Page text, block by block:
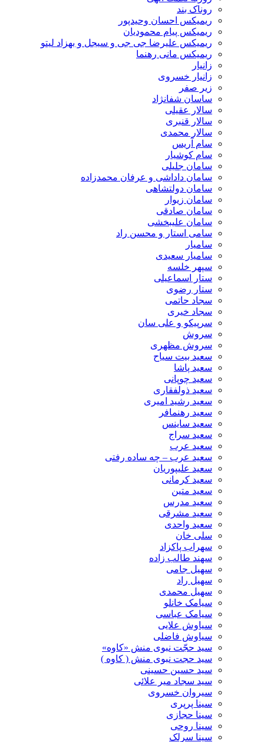
روناک بند
ریمیکس احسان وحیدپور
ریمیکس پیام محمودیان
ریمیکس علیرضا جی جی و سیجل و بهزاد لیتو
ریمیکس مانی رهنما
زانیار
زانیار خسروی
زیر صفر
ساسان شفانژاد
سالار عقیلی
سالار قنبری
سالار محمدی
سام آریس
سام کوشیار
سامان جلیلی
سامان داداشی و عرفان محمدزاده
سامان دولتشاهی
سامان زیوار
سامان صادقی
سامان علیبخشی
سامی استار و محسن راد
سامیار
سامیار سعیدی
سپهر خلسه
ستار اسماعیلی
ستار رضوی
سجاد حاتمی
سجاد خیری
سرپیکو و علی سان
سروش
سروش مظهری
سعید بیت سیاح
سعید پاشا
سعید چوپانی
سعید ذولفقاری
سعید رشید امیری
سعید رهنمافر
سعید ساینس
سعید سراج
سعید عرب
سعید عرب – چه ساده رفتی
سعید علیپوریان
سعید کرمانی
سعید متین
سعید مدرس
سعید مشرقی
سعید واحدی
سلی خان
سهراب پاکزاد
سهند طالب زاده
سهیل جامی
سهیل راد
سهیل محمدی
سیامک خانلو
سیامک عباسی
سیاوش علایی
سیاوش فاضلی
سید حجّت نبوی منش «کاوه»
سید حجت نبوی منش ( کاوه )
سید حسین حسینى
سید سجاد میر علائی
سیروان خسروی
سینا پرپری
سینا حجازی
سینا روحی
سینا سرلک